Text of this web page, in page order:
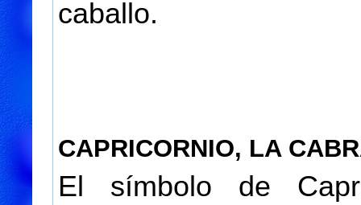
caballo.
CAPRICORNIO, LA
El símbolo de